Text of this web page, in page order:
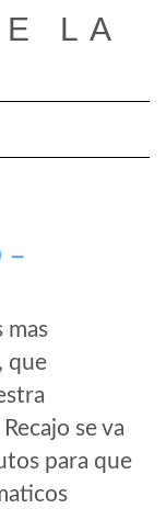
LA
de navegación
–
mas
que
se va
para que